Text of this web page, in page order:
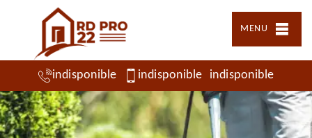
MENU
indisponible indisponible indisponible